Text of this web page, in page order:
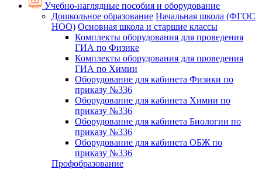
Учебно-наглядные пособия и оборудование
Дошкольное образование Начальная школа (ФГОС
НОО) Основная школа и старшие классы
Комплекты оборудования для проведения
ГИА по Физике
Комплекты оборудования для проведения
ГИА по Химии
Оборудование для кабинета Физики по
приказу №336
Оборудование для кабинета Химии по
приказу №336
Оборудование для кабинета Биологии по
приказу №336
Оборудование для кабинета ОБЖ по
приказу №336
Профобразование